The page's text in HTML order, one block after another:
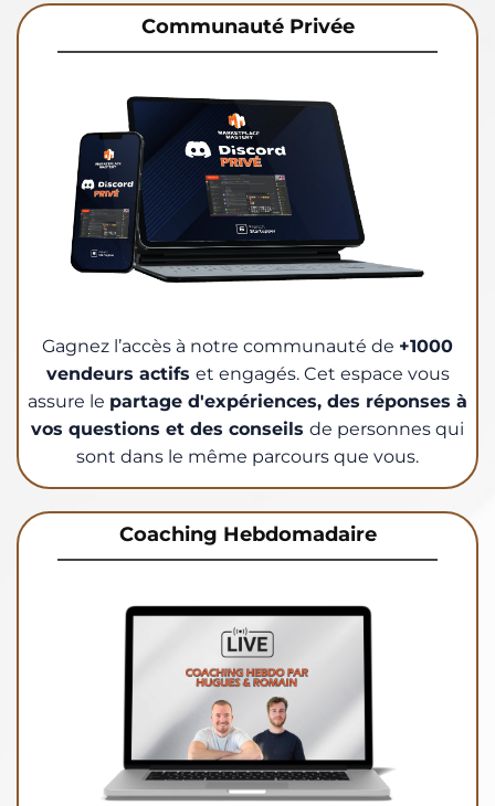
Communauté Privée
Gagnez l’accès à notre communauté de +1000
vendeurs actifs et engagés. Cet espace vous
assure le partage d'expériences, des réponses à
vos questions et des conseils de personnes qui
sont dans le même parcours que vous.
Coaching Hebdomadaire